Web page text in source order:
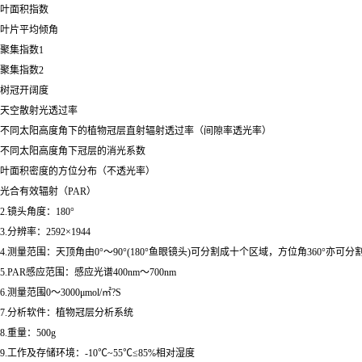
叶面积指数
叶片平均倾角
聚集指数1
聚集指数2
树冠开阔度
天空散射光透过率
不同太阳高度角下的植物冠层直射辐射透过率（间隙率透光率）
不同太阳高度角下冠层的消光系数
叶面积密度的方位分布（不透光率）
光合有效辐射（PAR）
2.镜头角度：180°
3.分辨率：2592×1944
4.测量范围：天顶角由0°～90°(180°鱼眼镜头)可分割成十个区域，方位角360°亦可分
5.PAR感应范围：感应光谱400nm～700nm
6.测量范围0～3000μmol/㎡?S
7.分析软件：植物冠层分析系统
8.重量：500g
9.工作及存储环境：-10℃~55℃≤85%相对湿度